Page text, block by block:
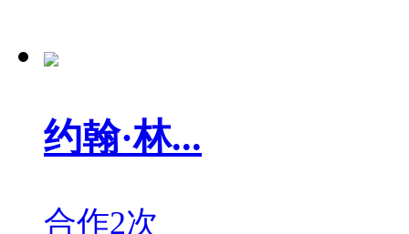
约翰·林...
合作2次